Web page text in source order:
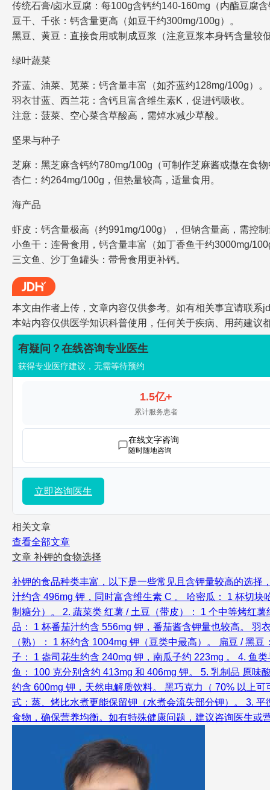
传统石膏/卤水豆腐：每100g含钙约140-160mg（内酯豆腐
豆干、千张：钙含量更高（如豆干约300mg/100g）。
黑豆、黄豆：直接食用或制成豆浆（注意豆浆本身钙含量较
绿叶蔬菜
芥蓝、油菜、苋菜：钙含量丰富（如芥蓝约128mg/100g）。
羽衣甘蓝、西兰花：含钙且富含维生素K，促进钙吸收。
注意：菠菜、空心菜含草酸高，需焯水减少草酸。
坚果与种子
芝麻：黑芝麻含钙约780mg/100g（可制作芝麻酱或撒在食
杏仁：约264mg/100g，但热量较高，适量食用。
海产品
虾皮：钙含量极高（约991mg/100g），但钠含量高，需控
小鱼干：连骨食用，钙含量丰富（如丁香鱼干约3000mg/
三文鱼、沙丁鱼罐头：带骨食用更补钙。
本文由作者上传，文章内容仅供参考。如有相关事宜请联系
本站内容仅供医学知识科普使用，任何关于疾病、用药建议
有疑问？在线咨询专业医生
获得专业医疗建议，无需等待预约
1.5亿+
累计服务患者
在线文字咨询
随时随地咨询
立即咨询医生
相关文章
查看全部文章
文章 补钾的食物选择
补钾的食品种类丰富，以下是一些常见且含钾量较高的选择
汁约含 496mg 钾，同时富含维生素 C 。 哈密瓜： 1 杯切
制糖分）。 2. 蔬菜类 红薯 / 土豆（带皮）： 1 个中等烤红
品： 1 杯番茄汁约含 556mg 钾，番茄酱含钾量也较高。 羽
（熟）： 1 杯约含 1004mg 钾（豆类中最高）。 扁豆 / 黑
子： 1 盎司花生约含 240mg 钾，南瓜子约 223mg 。 4. 鱼
鱼： 100 克分别含约 413mg 和 406mg 钾。 5. 乳制品 原味
约含 600mg 钾，天然电解质饮料。 黑巧克力（ 70% 以上
式：蒸、烤比水煮更能保留钾（水煮会流失部分钾）。 3.
食物，确保营养均衡。如有特殊健康问题，建议咨询医生或